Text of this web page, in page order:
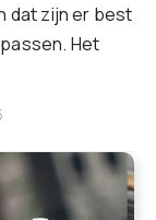
dat zijn er best
Het